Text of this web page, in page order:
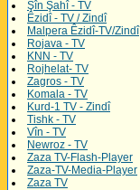
Şîn Şahî - TV
Êzidî - TV / Zindî
Malpera Êzidî-TV/Zindî
Rojava - TV
KNN - TV
Rojhelat- TV
Zagros - TV
Komala - TV
Kurd-1 TV - Zindî
Tishk - TV
Vîn - TV
Newroz - TV
Zaza TV-Flash-Player
Zaza-TV-Media-Player
Zaza TV